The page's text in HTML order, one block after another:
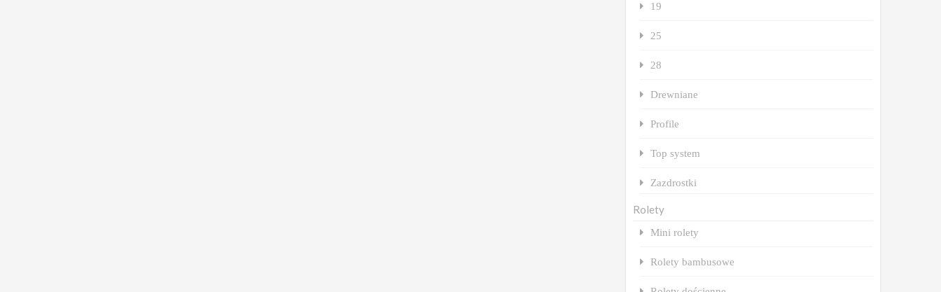
19
25
28
Drewniane
Profile
Top system
Zazdrostki
Rolety
Mini rolety
Rolety bambusowe